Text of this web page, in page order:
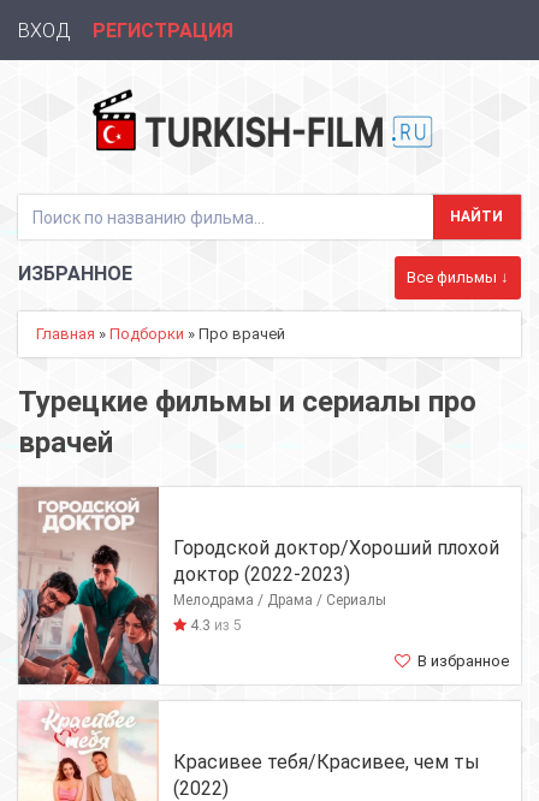
ВХОД РЕГИСТРАЦИЯ
ИЗБРАННОЕ Все фильмы ↓
Главная » Подборки » Про врачей
Турецкие фильмы и сериалы про
врачей
Городской доктор/Хороший плохой
доктор (2022-2023)
Мелодрама / Драма / Сериалы
4.3 из 5
В избранное
Красивее тебя/Красивее, чем ты
(2022)